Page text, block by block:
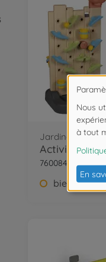
Jardinage
Activity Wall
7600840301